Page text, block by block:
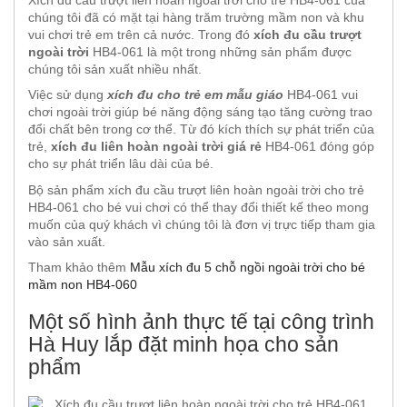
chúng tôi đã có mặt tại hàng trăm trường mầm non và khu
vui chơi trẻ em trên cả nước. Trong đó xích đu cầu trượt
ngoài trời HB4-061 là một trong những sản phẩm được
chúng tôi sản xuất nhiều nhất.
Việc sử dụngxích đu cho trẻ em mẫu giáo HB4-061 vui
chơi ngoài trời giúp bé năng động sáng tạo tăng cường trao
đổi chất bên trong cơ thể. Từ đó kích thích sự phát triển của
trẻ, xích đu liên hoàn ngoài trời giá rẻ HB4-061 đóng góp
cho sự phát triển lâu dài của bé.
Bộ sản phẩm xích đu cầu trượt liên hoàn ngoài trời cho trẻ
HB4-061 cho bé vui chơi có thể thay đổi thiết kế theo mong
muốn của quý khách vì chúng tôi là đơn vị trực tiếp tham gia
vào sản xuất.
Tham khảo thêm Mẫu xích đu 5 chỗ ngồi ngoài trời cho bé
mầm non HB4-060
Một số hình ảnh thực tế tại công trình
Hà Huy lắp đặt minh họa cho sản
phẩm